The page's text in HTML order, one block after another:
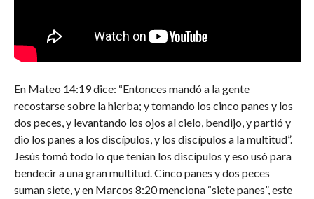
En Mateo 14:19 dice: “Entonces mandó a la gente
recostarse sobre la hierba; y tomando los cinco panes y los
dos peces, y levantando los ojos al cielo, bendijo, y partió y
dio los panes a los discípulos, y los discípulos a la multitud”.
Jesús tomó todo lo que tenían los discípulos y eso usó para
bendecir a una gran multitud. Cinco panes y dos peces
suman siete, y en Marcos 8:20 menciona “siete panes”, este